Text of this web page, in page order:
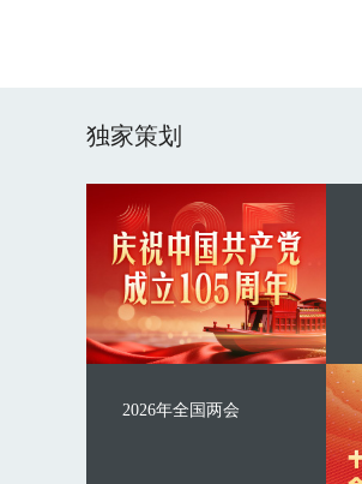
独家策划
2026年全国两会